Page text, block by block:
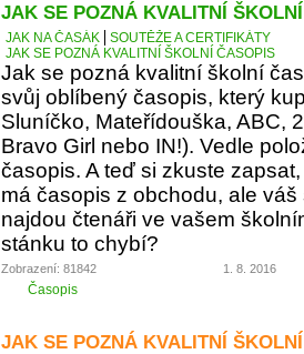
JAK SE POZNÁ KVALITNÍ
JAK NA ČASÁK
SOUTĚŽE A CERTIFIKÁTY
JAK SE POZNÁ KVALITNÍ ŠKOLNÍ ČASOPIS
Jak se pozná kvalitní školní
svůj oblíbený časopis, který
Sluníčko, Mateřídouška, ABC,
Bravo Girl nebo IN!). Vedle
časopis. A teď si zkuste
má časopis z obchodu, ale
najdou čtenáři ve vašem
stánku to chybí?
Zobrazení: 81842 1. 8. 2016
Časopis
JAK SE POZNÁ KVALITNÍ